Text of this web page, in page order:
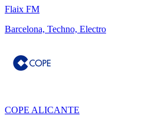
Flaix FM
Barcelona, Techno, Electro
COPE ALICANTE